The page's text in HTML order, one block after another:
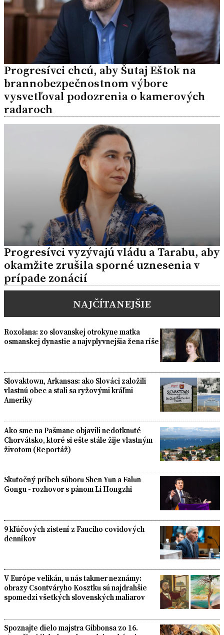
Progresívci chcú, aby Šutaj Eštok na
brannobezpečnostnom výbore
vysvetľoval podozrenia o kamerových
radaroch
Progresívci vyzývajú vládu a Tarabu, aby
okamžite zrušila sporné uznesenia v
prípade zonácií
NAJČÍTANEJŠIE
Roxolana: zo slovanskej otrokyne matka
osmanskej dynastie a najvplyvnejšia žena ríše
Slovaktown, Arkansas: ako Slováci založili
vlastnú obec a stali sa ryžovými kráľmi
Ameriky
Ako sme na Pašmane objavili nedotknuté
Chorvátsko, ktoré si ešte stále žije vlastným
životom (Reportáž)
Skutočný príbeh súboru Shen Yun a Falun
Gongu - rozhovor s pánom Li Hongzhi
9 kľúčových zistení z Fauciho covidových
denníkov
V Európe velikán, u nás takmer neznámy:
obrazy Csontváryho Kosztku sú najdrahšie
spomedzi všetkých slovenských maliarov
Spoznajte dielo majstra Gibbonsa zo 16.